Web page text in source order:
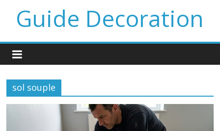
Guide Decoration
sol souple